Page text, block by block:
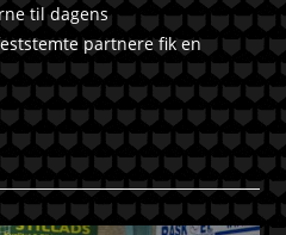
til dagens
partnere fik en